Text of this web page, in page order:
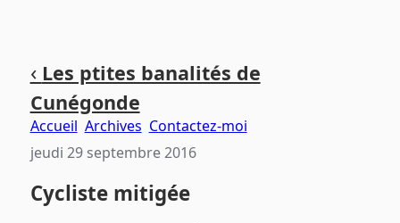
contenu
principal
menu
principal
page
‹ Les ptites banalités de
Cunégonde
Accueil Archives Contactez-moi
jeudi 29 septembre 2016
Cycliste mitigée